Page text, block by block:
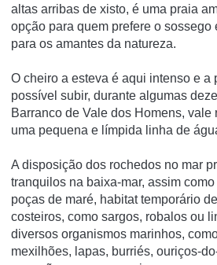
altas arribas de xisto, é uma praia
opção para quem prefere o sossego
para os amantes da natureza.
O cheiro a esteva é aqui intenso e a
possível subir, durante algumas
Barranco de Vale dos Homens, vale
uma pequena e límpida linha de
A disposição dos rochedos no mar
tranquilos na baixa-mar, assim
poças de maré, habitat temporário
costeiros, como sargos, robalos ou
diversos organismos marinhos,
mexilhões, lapas, burriés, ouriços-